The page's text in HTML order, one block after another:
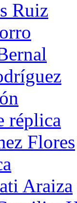
Ruiz
réplica
Flores
Araiza